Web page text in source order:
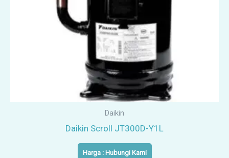
Daikin
Daikin Scroll JT300D-Y1L
Harga : Hubungi Kami